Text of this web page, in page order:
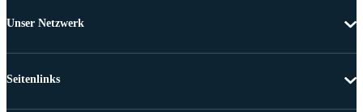
Unser Netzwerk
Seitenlinks